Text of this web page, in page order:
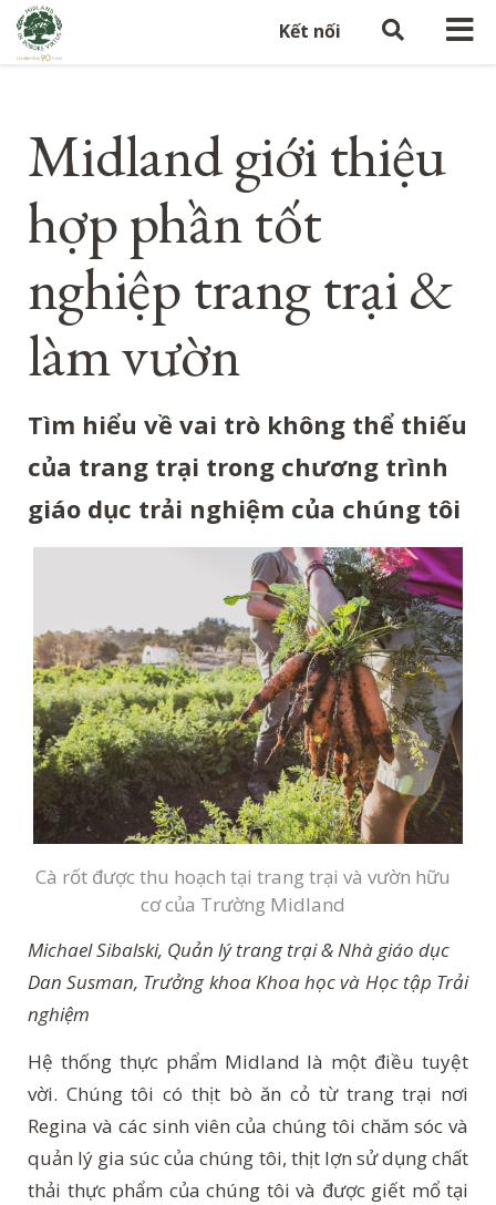
Kết nối
Midland giới thiệu
hợp phần tốt
nghiệp trang trại &
làm vườn
Tìm hiểu về vai trò không thể thiếu
của trang trại trong chương trình
giáo dục trải nghiệm của chúng tôi
Cà rốt được thu hoạch tại trang trại và vườn hữu
cơ của Trường Midland
Michael Sibalski, Quản lý trang trại & Nhà giáo dục
Dan Susman, Trưởng khoa Khoa học và Học tập Trải
nghiệm
Hệ thống thực phẩm Midland là một điều tuyệt
vời. Chúng tôi có thịt bò ăn cỏ từ trang trại nơi
Regina và các sinh viên của chúng tôi chăm sóc và
quản lý gia súc của chúng tôi, thịt lợn sử dụng chất
thải thực phẩm của chúng tôi và được giết mổ tại